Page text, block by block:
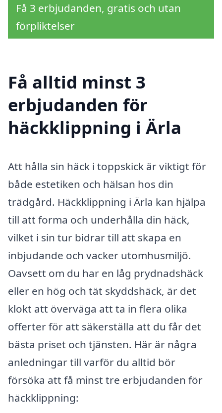
Få 3 erbjudanden, gratis och utan
förpliktelser
Få alltid minst 3
erbjudanden för
häckklippning i Ärla
Att hålla sin häck i toppskick är viktigt för
både estetiken och hälsan hos din
trädgård. Häckklippning i Ärla kan hjälpa
till att forma och underhålla din häck,
vilket i sin tur bidrar till att skapa en
inbjudande och vacker utomhusmiljö.
Oavsett om du har en låg prydnadshäck
eller en hög och tät skyddshäck, är det
klokt att överväga att ta in flera olika
offerter för att säkerställa att du får det
bästa priset och tjänsten. Här är några
anledningar till varför du alltid bör
försöka att få minst tre erbjudanden för
häckklippning: